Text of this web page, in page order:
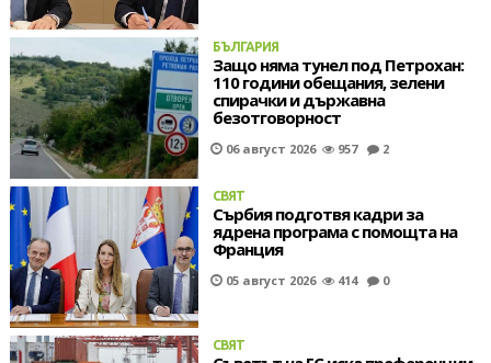
БЪЛГАРИЯ
Защо няма тунел под Петрохан:
110 години обещания, зелени
спирачки и държавна
безотговорност
06 август 2026 957 2
СВЯТ
Сърбия подготвя кадри за
ядрена програма с помощта на
Франция
05 август 2026 414 0
СВЯТ